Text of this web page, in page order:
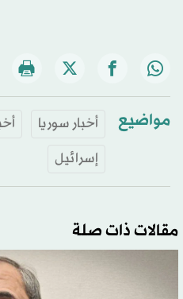
مواضيع أخبار سوريا
إسرائيل
مقالات ذات صلة